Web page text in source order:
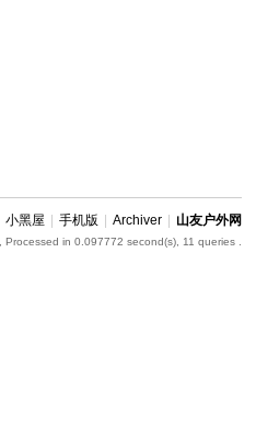
小黑屋 手机版 Archiver 山友户外网
, Processed in 0.097772 second(s), 11 queries .